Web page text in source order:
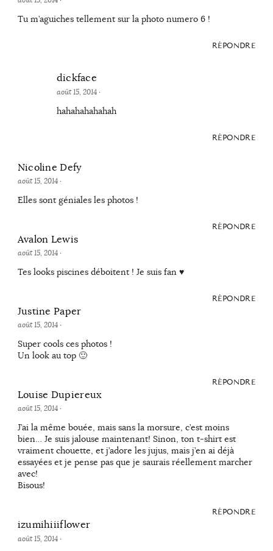
Tu m’aguiches tellement sur la photo numero 6 !
RÉPONDRE
dickface
août 15, 2014·
hahahahahahah
RÉPONDRE
Nicoline Defy
août 15, 2014·
Elles sont géniales les photos !
RÉPONDRE
Avalon Lewis
août 15, 2014·
Tes looks piscines déboitent ! Je suis fan ♥
RÉPONDRE
Justine Paper
août 15, 2014·
Super cools ces photos !
Un look au top 🙂
RÉPONDRE
Louise Dupiereux
août 15, 2014·
J’ai la même bouée, mais sans la morsure, c’est moins
bien… Je suis jalouse maintenant! Sinon, ton t-shirt est
vraiment chouette, et j’adore les jujus, mais j’en ai déjà
essayées et je pense pas que je saurais réellement marcher
avec!
Bisous!
RÉPONDRE
izumihiiiflower
août 15, 2014·